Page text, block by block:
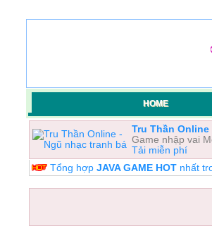
HOME
Tru Thần
Game nhập vai
Tải miễn phí
Tổng hợp JAVA GAME HOT nhất